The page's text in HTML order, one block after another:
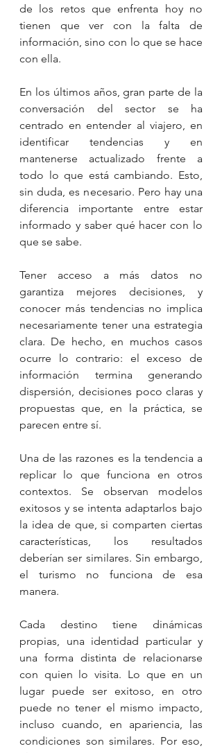
de los retos que enfrenta hoy no
tienen que ver con la falta de
información, sino con lo que se hace
con ella.
En los últimos años, gran parte de la
conversación del sector se ha
centrado en entender al viajero, en
identificar tendencias y en
mantenerse actualizado frente a
todo lo que está cambiando. Esto,
sin duda, es necesario. Pero hay una
diferencia importante entre estar
informado y saber qué hacer con lo
que se sabe.
Tener acceso a más datos no
garantiza mejores decisiones, y
conocer más tendencias no implica
necesariamente tener una estrategia
clara. De hecho, en muchos casos
ocurre lo contrario: el exceso de
información termina generando
dispersión, decisiones poco claras y
propuestas que, en la práctica, se
parecen entre sí.
Una de las razones es la tendencia a
replicar lo que funciona en otros
contextos. Se observan modelos
exitosos y se intenta adaptarlos bajo
la idea de que, si comparten ciertas
características, los resultados
deberían ser similares. Sin embargo,
el turismo no funciona de esa
manera.
Cada destino tiene dinámicas
propias, una identidad particular y
una forma distinta de relacionarse
con quien lo visita. Lo que en un
lugar puede ser exitoso, en otro
puede no tener el mismo impacto,
incluso cuando, en apariencia, las
condiciones son similares. Por eso,